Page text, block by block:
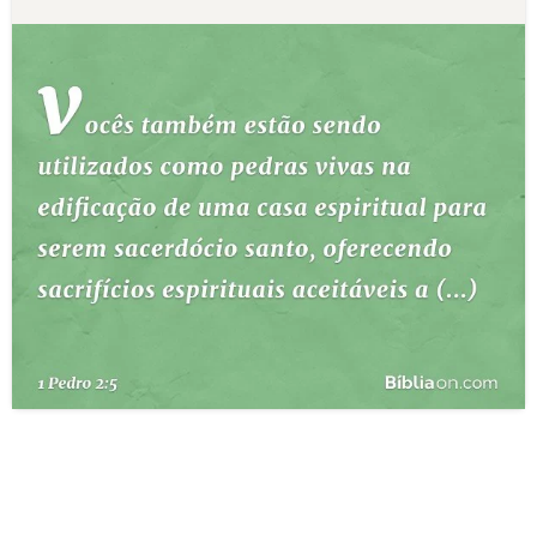
ESBOÇOS DE PREGAÇÃO
TEMAS
PERGUNTE À BÍBLIA IA
QUEM SOMOS